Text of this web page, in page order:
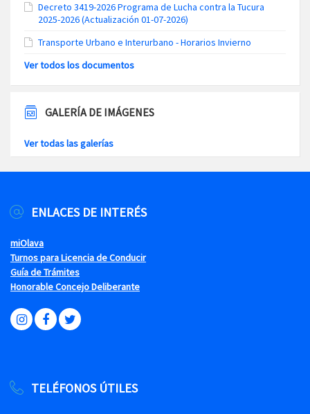
Decreto 3419-2026 Programa de Lucha contra la Tucura
2025-2026 (Actualización 01-07-2026)
Transporte Urbano e Interurbano - Horarios Invierno
Ver todos los documentos
GALERÍA DE IMÁGENES
Ver todas las galerías
ENLACES DE INTERÉS
miOlava
Turnos para Licencia de Conducir
Guía de Trámites
Honorable Concejo Deliberante
TELÉFONOS ÚTILES